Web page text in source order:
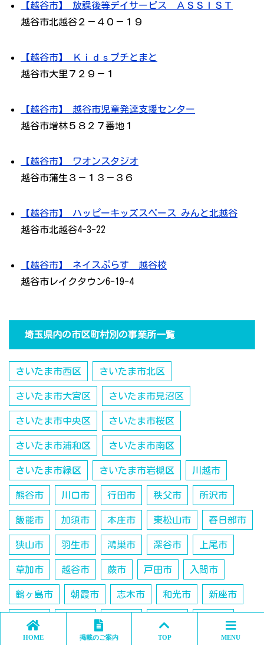
【越谷市】 放課後等デイサービス ＡＳＳＩＳＴ
越谷市北越谷２－４０－１９
【越谷市】 Ｋｉｄｓプチとまと
越谷市大里７２９－１
【越谷市】 越谷市児童発達支援センター
越谷市増林５８２７番地１
【越谷市】 ワオンスタジオ
越谷市蒲生３－１３－３６
【越谷市】 ハッピーキッズスペース みんと北越谷
越谷市北越谷4-3-22
【越谷市】 ネイスぷらす 越谷校
越谷市レイクタウン6-19-4
埼玉県内の市区町村別の事業所一覧
さいたま市西区 さいたま市北区
さいたま市大宮区 さいたま市見沼区
さいたま市中央区 さいたま市桜区
さいたま市浦和区 さいたま市南区
さいたま市緑区 さいたま市岩槻区 川越市
熊谷市 川口市 行田市 秩父市 所沢市
飯能市 加須市 本庄市 東松山市 春日部市
狭山市 羽生市 鴻巣市 深谷市 上尾市
草加市 越谷市 蕨市 戸田市 入間市
鶴ヶ島市 朝霞市 志木市 和光市 新座市
桶川市 北本市
HOME 掲載のご案内 TOP MENU